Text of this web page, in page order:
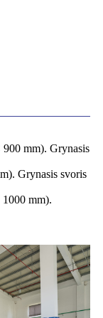
mm). Grynasis
Grynasis svoris
mm).